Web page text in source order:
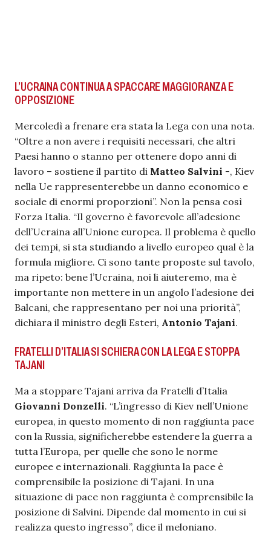
L’UCRAINA CONTINUA A SPACCARE MAGGIORANZA E
OPPOSIZIONE
Mercoledì a frenare era stata la Lega con una nota.
“Oltre a non avere i requisiti necessari, che altri
Paesi hanno o stanno per ottenere dopo anni di
lavoro – sostiene il partito di Matteo Salvini -, Kiev
nella Ue rappresenterebbe un danno economico e
sociale di enormi proporzioni”. Non la pensa così
Forza Italia. “Il governo è favorevole all’adesione
dell’Ucraina all’Unione europea. Il problema è quello
dei tempi, si sta studiando a livello europeo qual è la
formula migliore. Ci sono tante proposte sul tavolo,
ma ripeto: bene l’Ucraina, noi li aiuteremo, ma è
importante non mettere in un angolo l’adesione dei
Balcani, che rappresentano per noi una priorità”,
dichiara il ministro degli Esteri, Antonio Tajani.
FRATELLI D’ITALIA SI SCHIERA CON LA LEGA E STOPPA
TAJANI
Ma a stoppare Tajani arriva da Fratelli d’Italia
Giovanni Donzelli. “L’ingresso di Kiev nell’Unione
europea, in questo momento di non raggiunta pace
con la Russia, significherebbe estendere la guerra a
tutta l’Europa, per quelle che sono le norme
europee e internazionali. Raggiunta la pace è
comprensibile la posizione di Tajani. In una
situazione di pace non raggiunta è comprensibile la
posizione di Salvini. Dipende dal momento in cui si
realizza questo ingresso”, dice il meloniano.